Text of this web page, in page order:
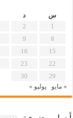
س
د
1
2
8
9
15
16
22
23
29
30
« مايو
يوليو »